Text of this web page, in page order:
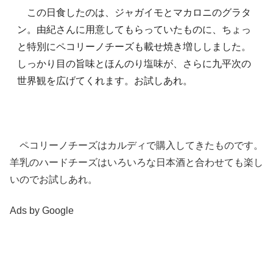
この日食したのは、ジャガイモとマカロニのグラタ
ン。由紀さんに用意してもらっていたものに、ちょっ
と特別にペコリーノチーズも載せ焼き増ししました。
しっかり目の旨味とほんのり塩味が、さらに九平次の
世界観を広げてくれます。お試しあれ。
ペコリーノチーズはカルディで購入してきたものです。
羊乳のハードチーズはいろいろな日本酒と合わせても楽し
いのでお試しあれ。
Ads by Google